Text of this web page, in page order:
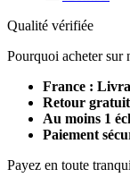
Qualité vérifiée
Pourquoi acheter sur
France :
Retour gratuit
Au moins 1
Paiement
Payez en toute